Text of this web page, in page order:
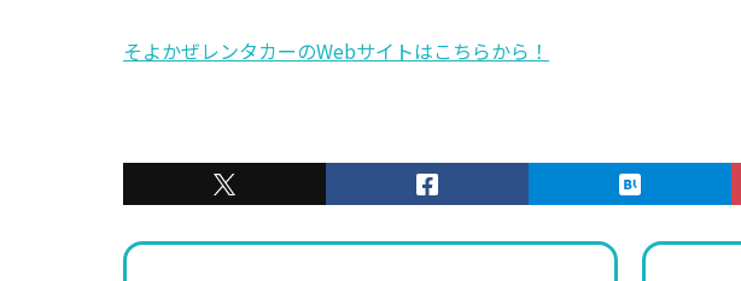
そよかぜレンタカーのWebサイトはこちらから！